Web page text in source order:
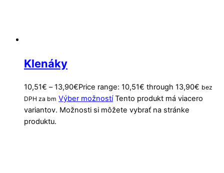
Klenáky
10,51€ – 13,90€Price range: 10,51€ through 13,90€ bez
DPH za bm Výber možností Tento produkt má viacero
variantov. Možnosti si môžete vybrať na stránke
produktu.